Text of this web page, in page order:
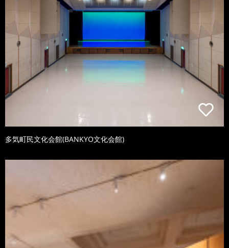
多気町民文化会館(BANKYO文化会館)